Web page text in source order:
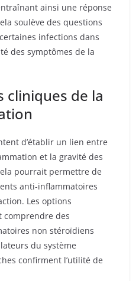
ainsi une réponse
soulève des questions
infections dans
des symptômes de la
cliniques de la
d’établir un lien entre
et la gravité des
pourrait permettre de
anti-inflammatoires
Les options
des
non stéroïdiens
du système
confirment l’utilité de